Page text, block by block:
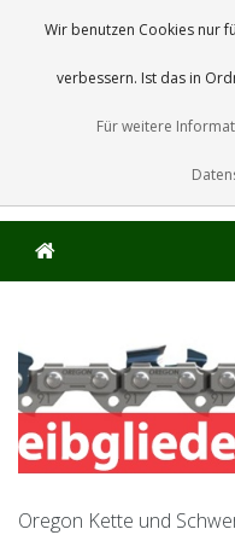
Oregon Kette und
Wir benutzen Cookies nur
verbessern. Ist das in
Für weitere